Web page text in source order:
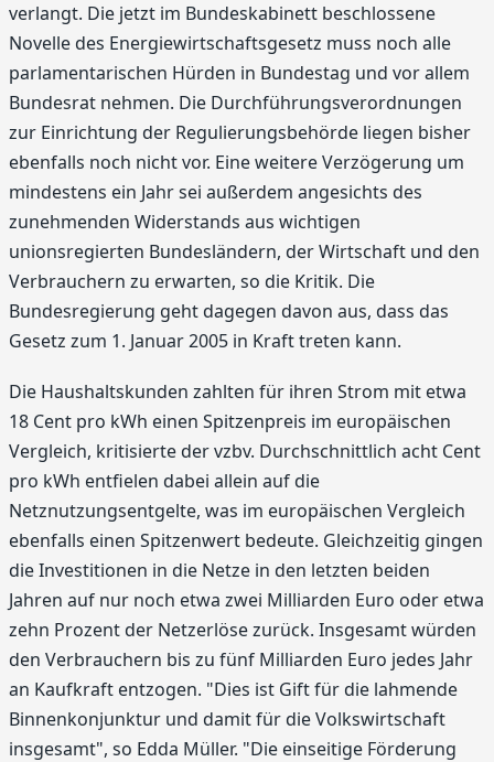
verlangt. Die jetzt im Bundeskabinett beschlossene
Novelle des Energiewirtschaftsgesetz muss noch alle
parlamentarischen Hürden in Bundestag und vor allem
Bundesrat nehmen. Die Durchführungsverordnungen
zur Einrichtung der Regulierungsbehörde liegen bisher
ebenfalls noch nicht vor. Eine weitere Verzögerung um
mindestens ein Jahr sei außerdem angesichts des
zunehmenden Widerstands aus wichtigen
unionsregierten Bundesländern, der Wirtschaft und den
Verbrauchern zu erwarten, so die Kritik. Die
Bundesregierung geht dagegen davon aus, dass das
Gesetz zum 1. Januar 2005 in Kraft treten kann.
Die Haushaltskunden zahlten für ihren Strom mit etwa
18 Cent pro kWh einen Spitzenpreis im europäischen
Vergleich, kritisierte der vzbv. Durchschnittlich acht Cent
pro kWh entfielen dabei allein auf die
Netznutzungsentgelte, was im europäischen Vergleich
ebenfalls einen Spitzenwert bedeute. Gleichzeitig gingen
die Investitionen in die Netze in den letzten beiden
Jahren auf nur noch etwa zwei Milliarden Euro oder etwa
zehn Prozent der Netzerlöse zurück. Insgesamt würden
den Verbrauchern bis zu fünf Milliarden Euro jedes Jahr
an Kaufkraft entzogen. "Dies ist Gift für die lahmende
Binnenkonjunktur und damit für die Volkswirtschaft
insgesamt", so Edda Müller. "Die einseitige Förderung